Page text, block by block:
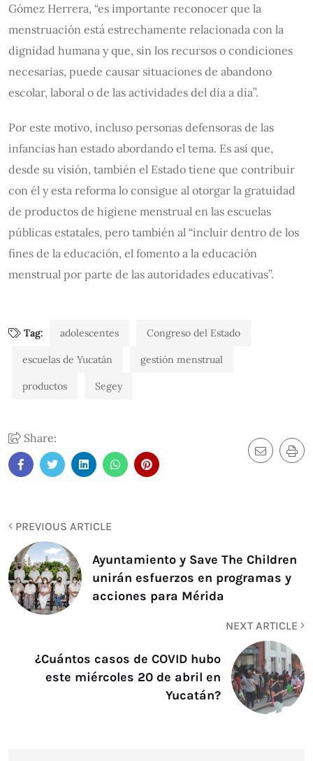
Gómez Herrera, “es importante reconocer que la
menstruación está estrechamente relacionada con la
dignidad humana y que, sin los recursos o condiciones
necesarias, puede causar situaciones de abandono
escolar, laboral o de las actividades del día a día”.
Por este motivo, incluso personas defensoras de las
infancias han estado abordando el tema. Es así que,
desde su visión, también el Estado tiene que contribuir
con él y esta reforma lo consigue al otorgar la gratuidad
de productos de higiene menstrual en las escuelas
públicas estatales, pero también al “incluir dentro de los
fines de la educación, el fomento a la educación
menstrual por parte de las autoridades educativas”.
Tag: adolescentes Congreso del Estado
escuelas de Yucatán gestión menstrual
productos Segey
Share:
PREVIOUS ARTICLE
Ayuntamiento y Save The Children
unirán esfuerzos en programas y
acciones para Mérida
NEXT ARTICLE
¿Cuántos casos de COVID hubo
este miércoles 20 de abril en
Yucatán?